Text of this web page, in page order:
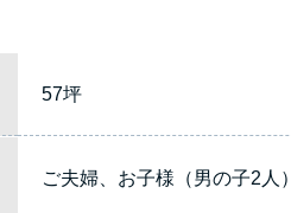
57坪
ご夫婦、お子様（男の子2人）